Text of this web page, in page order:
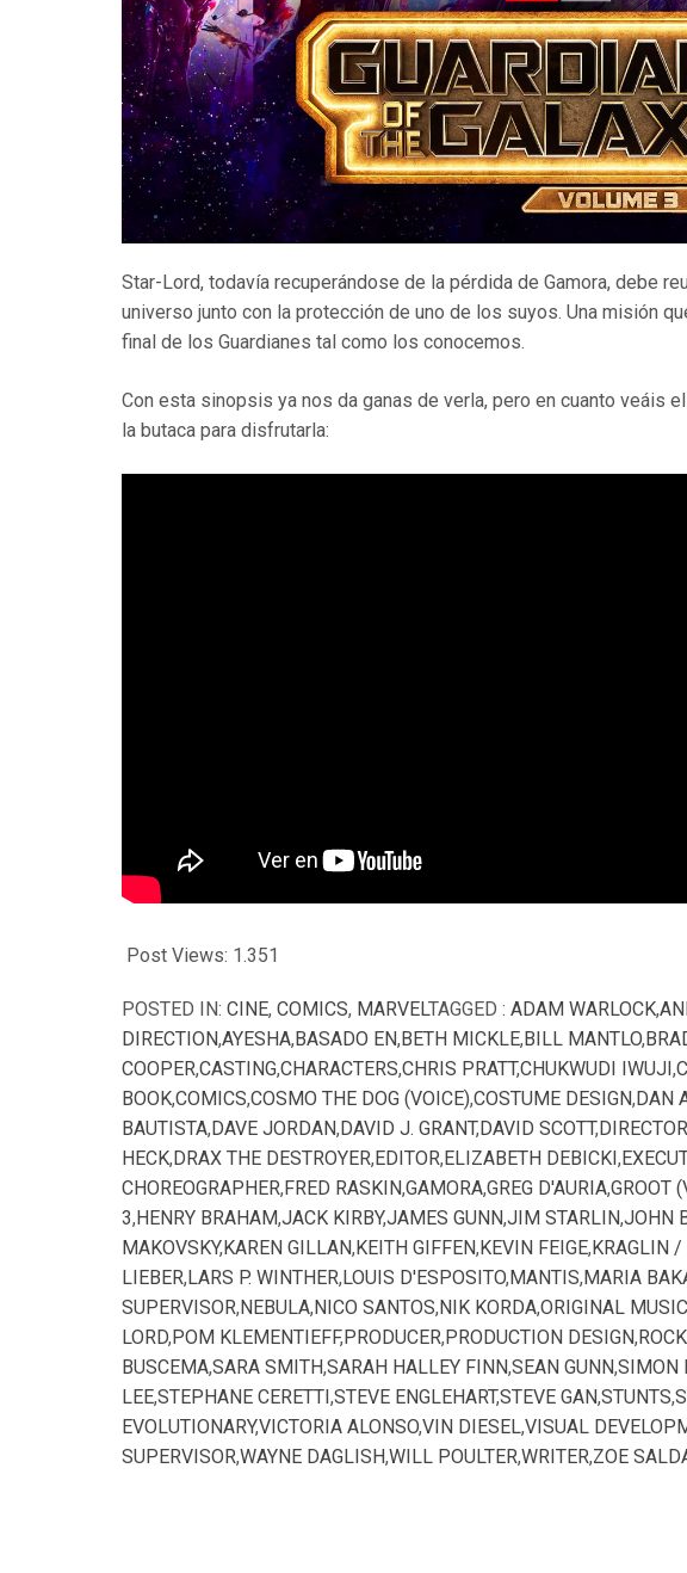
Star-Lord, todavía recuperándose de la pérdida de Gamora, debe
universo junto con la protección de uno de los suyos. Una misión
final de los Guardianes tal como los conocemos.
Con esta sinopsis ya nos da ganas de verla, pero en cuanto veáis
la butaca para disfrutarla:
Post Views: 1.351
POSTED IN: CINE, COMICS, MARVELTAGGED : ADAM WARLOCK,
DIRECTION,AYESHA,BASADO EN,BETH MICKLE,BILL MANTLO,
COOPER,CASTING,CHARACTERS,CHRIS PRATT,CHUKWUDI IWUJI,
BOOK,COMICS,COSMO THE DOG (VOICE),COSTUME DESIGN,DAN
BAUTISTA,DAVE JORDAN,DAVID J. GRANT,DAVID SCOTT,DIRECTOR
HECK,DRAX THE DESTROYER,EDITOR,ELIZABETH DEBICKI,
CHOREOGRAPHER,FRED RASKIN,GAMORA,GREG D'AURIA,GROOT
3,HENRY BRAHAM,JACK KIRBY,JAMES GUNN,JIM STARLIN,JOHN
MAKOVSKY,KAREN GILLAN,KEITH GIFFEN,KEVIN FEIGE,KRAGLIN /
LIEBER,LARS P. WINTHER,LOUIS D'ESPOSITO,MANTIS,MARIA
SUPERVISOR,NEBULA,NICO SANTOS,NIK KORDA,ORIGINAL
LORD,POM KLEMENTIEFF,PRODUCER,PRODUCTION DESIGN,
BUSCEMA,SARA SMITH,SARAH HALLEY FINN,SEAN GUNN,SIMON
LEE,STEPHANE CERETTI,STEVE ENGLEHART,STEVE GAN,STUNTS,
EVOLUTIONARY,VICTORIA ALONSO,VIN DIESEL,VISUAL
SUPERVISOR,WAYNE DAGLISH,WILL POULTER,WRITER,ZOE